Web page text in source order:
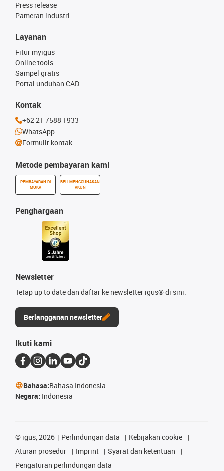
Press release
Pameran industri
Metode pembayaran kami
PEMBAYARAN DI
MUKA
BELI MENGGUNAKAN
AKUN
Layanan
Fitur myigus
Online tools
Sampel gratis
Portal unduhan CAD
Penghargaan
Newsletter
Tetap up to date dan daftar ke newsletter igus® di sini.
Berlangganan newsletter
Kontak
+62 21 7588 1933
WhatsApp
Formulir kontak
Ikuti kami
Bahasa:Bahasa Indonesia
Negara: Indonesia
© igus, 2026 Perlindungan data
Kebijakan cookie
Aturan prosedur
Imprint
Syarat dan ketentuan
Pengaturan perlindungan data